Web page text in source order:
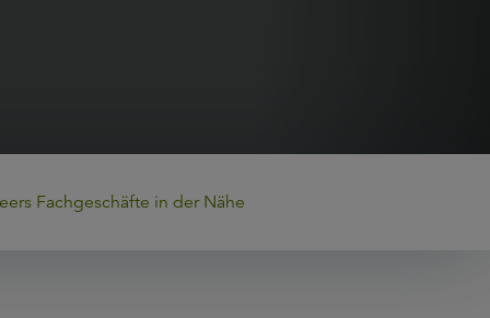
Fachgeschäfte in der Nähe